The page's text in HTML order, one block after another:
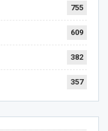
755
609
382
357